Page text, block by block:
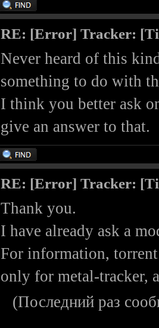
RE: [Error] Tracker:
Never heard of this
something to do with
I think you better ask
give an answer to that.
RE: [Error] Tracker:
Thank you.
I have already ask a
For information,
only for metal-tracker,
(Последний раз